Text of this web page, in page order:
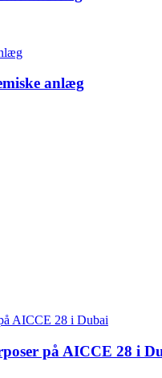
anlæg
på AICCE 28 i